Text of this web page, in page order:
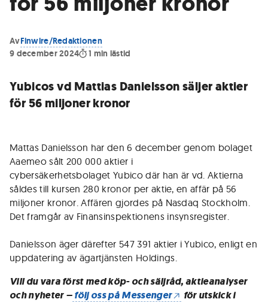
AvFinwire/Redaktionen
9 december 2024
1 min lästid
Yubicos vd Mattias Danielsson säljer aktier
för 56 miljoner kronor
Mattas Danielsson har den 6 december genom bolaget
Aaemeo sålt 200 000 aktier i
cybersäkerhetsbolaget Yubico där han är vd. Aktierna
såldes till kursen 280 kronor per aktie, en affär på 56
miljoner kronor. Affären gjordes på Nasdaq Stockholm.
Det framgår av Finansinspektionens insynsregister.
Danielsson äger därefter 547 391 aktier i Yubico, enligt en
uppdatering av ägartjänsten Holdings.
Vill du vara först med köp- och säljråd, aktieanalyser
och nyheter –följ oss på Messenger
för utskick i